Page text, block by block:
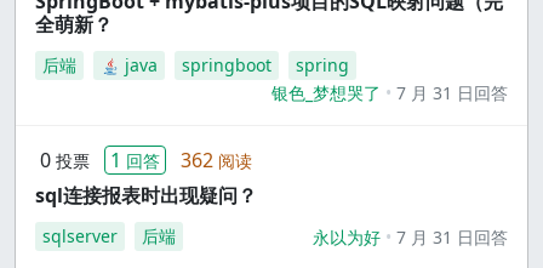
全萌新？
后端 java springboot
spring
银色_梦想哭了
7 月 31 日回答
0 投票 1 回答 362 阅读
sql连接报表时出现疑问？
sqlserver 后端 永以为好 7 月 31 日回答